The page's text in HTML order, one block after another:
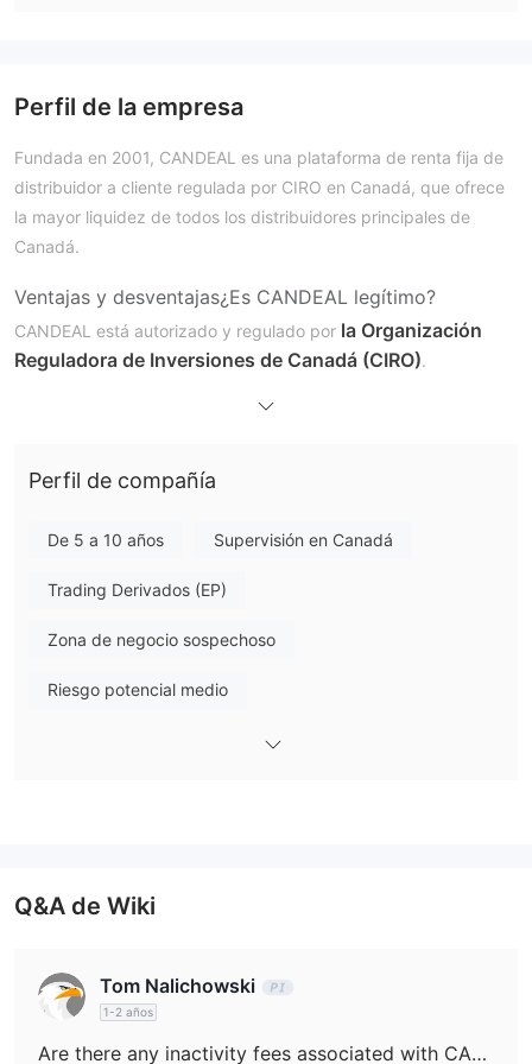
Perfil de la empresa
Fundada en 2001, CANDEAL es una plataforma de renta fija de
distribuidor a cliente regulada por CIRO en Canadá, que ofrece
la mayor liquidez de todos los distribuidores principales de
Canadá.
Ventajas y desventajas¿Es CANDEAL legítimo?
CANDEAL está autorizado y regulado por la Organización
Reguladora de Inversiones de Canadá (CIRO).
¿Qué puedo operar en CANDEAL?
electrónicos para la gama completa de
Plataforma de trading
CANDEAL afirma que los traders pueden acceder a mercados
CanDeal Evolution . Proporciona registros de operaciones
de la información necesaria para confirmar y liquidar una
Perfil de compañía
De 5 a 10 años Supervisión en Canadá
Trading Derivados (EP)
Zona de negocio sospechoso
Riesgo potencial medio
Q&A de Wiki
Tom Nalichowski
1-2 años
Are there any inactivity fees associated with CANDEAL accounts, and if so, what terms or requirements apply?